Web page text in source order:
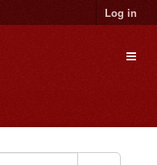
Log in